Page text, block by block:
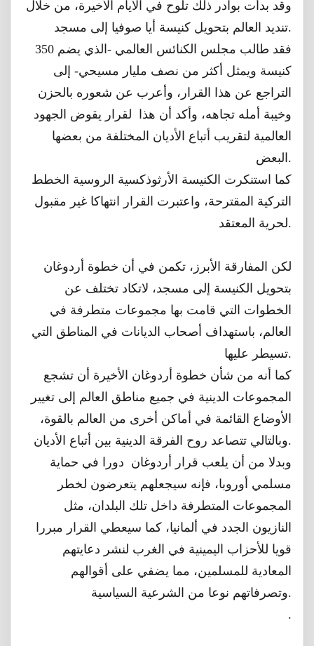
وقد بدأت بوادر ذلك تلوح في الأيام الأخيرة، من خلال
تنديد العالم بتحويل كنيسة أيا صوفيا إلى مسجد.
فقد طالب مجلس الكنائس العالمي -الذي يضم 350
كنيسة ويمثل أكثر من نصف مليار مسيحي- إلى
التراجع عن هذا القرار، وأعرب عن شعوره بالحزن
وخيبة أمله تجاهه، وأكد أن هذا لقرار يقوض الجهود
العالمية لتقريب أتباع الأديان المختلفة من بعضها
البعض.
كما استنكرت الكنيسة الأرثوذكسية الروسية الخطط
التركية المقترحة، واعتبرت القرار انتهاكا غير مقبول
لحرية المعتقد.
لكن المفارقة الأبرز، تكمن في أن خطوة أردوغان
بتحويل الكنيسة إلى مسجد، لاتكاد تختلف عن
الخطوات التي قامت بها مجموعات متطرفة في
العالم، باستهداف أصحاب الديانات في المناطق التي
تسيطر عليها.
كما أنه من شأن خطوة أردوغان الأخيرة أن تشجع
المجموعات الدينية في جميع مناطق العالم إلى تغيير
الأوضاع القائمة في أماكن أخرى من العالم بالقوة،
وبالتالي تتصاعد روح الفرقة الدينية بين أتباع الأديان.
وبدلا من أن يلعب قرار أردوغان دورا في حماية
مسلمي أوروبا، فإنه سيجعلهم يتعرضون لخطر
المجموعات المتطرفة داخل تلك البلدان، مثل
النازيون الجدد في ألمانيا، كما سيعطي القرار مبررا
قويا للأحزاب اليمينية في الغرب لنشر دعايتهم
المعادية للمسلمين، مما يضفي على أقوالهم
وتصرفاتهم نوعا من الشرعية السياسية.
.